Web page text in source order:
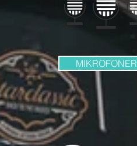
MIKROFONER